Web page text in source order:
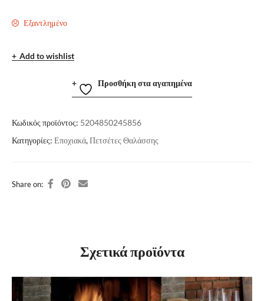
Εξαντλημένο
Add to wishlist
Προσθήκη στα αγαπημένα
Κωδικός προϊόντος: 5204850245856
Κατηγορίες: Εποχιακά,Πετσέτες Θαλάσσης
Share on:
Σχετικά προϊόντα